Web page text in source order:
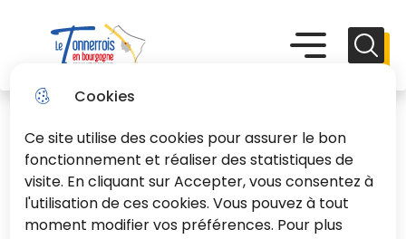
Cookies
Ce site utilise des cookies pour assurer le bon
fonctionnement et réaliser des statistiques de
visite. En cliquant sur Accepter, vous consentez à
l'utilisation de ces cookies. Vous pouvez à tout
moment modifier vos préférences. Pour plus
au
menu
Aller à la
recherche
principal
le plan du
Menu principal Menu
Sites d'enseignement